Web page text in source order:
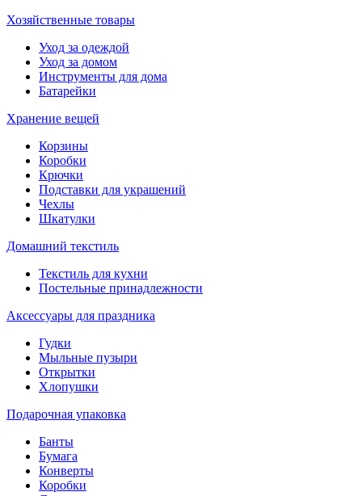
Хозяйственные товары
Уход за одеждой
Уход за домом
Инструменты для дома
Батарейки
Хранение вещей
Корзины
Коробки
Крючки
Подставки для украшений
Чехлы
Шкатулки
Домашний текстиль
Текстиль для кухни
Постельные принадлежности
Аксессуары для праздника
Гудки
Мыльные пузыри
Открытки
Хлопушки
Подарочная упаковка
Банты
Бумага
Конверты
Коробки